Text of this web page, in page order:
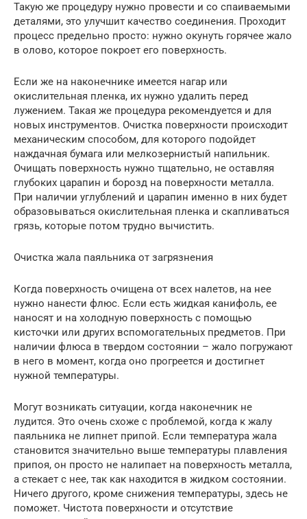
Такую же процедуру нужно провести и со спаиваемыми
деталями, это улучшит качество соединения. Проходит
процесс предельно просто: нужно окунуть горячее жало
в олово, которое покроет его поверхность.
Если же на наконечнике имеется нагар или
окислительная пленка, их нужно удалить перед
лужением. Такая же процедура рекомендуется и для
новых инструментов. Очистка поверхности происходит
механическим способом, для которого подойдет
наждачная бумага или мелкозернистый напильник.
Очищать поверхность нужно тщательно, не оставляя
глубоких царапин и борозд на поверхности металла.
При наличии углублений и царапин именно в них будет
образовываться окислительная пленка и скапливаться
грязь, которые потом трудно вычистить.
Очистка жала паяльника от загрязнения
Когда поверхность очищена от всех налетов, на нее
нужно нанести флюс. Если есть жидкая канифоль, ее
наносят и на холодную поверхность с помощью
кисточки или других вспомогательных предметов. При
наличии флюса в твердом состоянии – жало погружают
в него в момент, когда оно прогреется и достигнет
нужной температуры.
Могут возникать ситуации, когда наконечник не
лудится. Это очень схоже с проблемой, когда к жалу
паяльника не липнет припой. Если температура жала
становится значительно выше температуры плавления
припоя, он просто не налипает на поверхность металла,
а стекает с нее, так как находится в жидком состоянии.
Ничего другого, кроме снижения температуры, здесь не
поможет. Чистота поверхности и отсутствие